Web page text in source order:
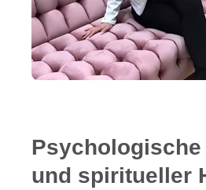
und spiritueller